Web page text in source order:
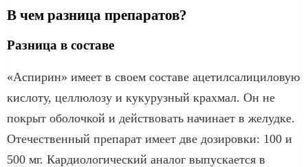
В чем разница препаратов?
Разница в составе
«Аспирин» имеет в своем составе ацетилсалициловую
кислоту, целлюлозу и кукурузный крахмал. Он не
покрыт оболочкой и действовать начинает в желудке.
Отечественный препарат имеет две дозировки: 100 и
500 мг. Кардиологический аналог выпускается в